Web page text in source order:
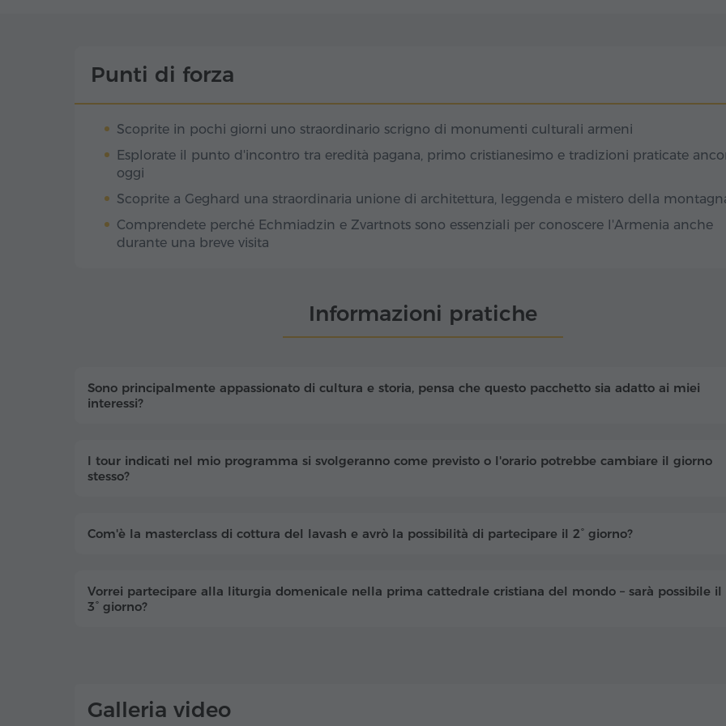
Punti di forza
Scoprite in pochi giorni uno straordinario scrigno di monumenti culturali armeni
Esplorate il punto d'incontro tra eredità pagana, primo cristianesimo e tradizioni praticate
oggi
Scoprite a Geghard una straordinaria unione di architettura, leggenda e mistero della
Comprendete perché Echmiadzin e Zvartnots sono essenziali per conoscere l'Armenia anche
durante una breve visita
Informazioni pratiche
Sono principalmente appassionato di cultura e storia, pensa che questo pacchetto sia adatto ai miei
interessi?
I tour indicati nel mio programma si svolgeranno come previsto o l'orario potrebbe cambiare il giorno
stesso?
Com'è la masterclass di cottura del lavash e avrò la possibilità di partecipare il 2° giorno?
Vorrei partecipare alla liturgia domenicale nella prima cattedrale cristiana del mondo – sarà possibile il
3° giorno?
Galleria video